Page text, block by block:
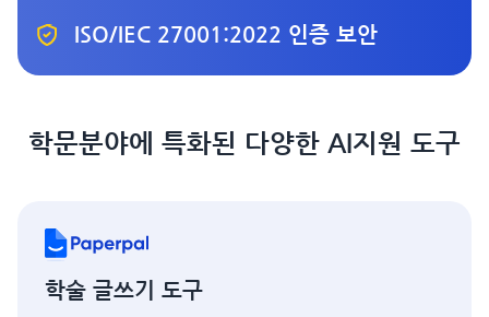
ISO/IEC 27001:2022 인증 보안
학문분야에 특화된 다양한 AI지원 도구
학술 글쓰기 도구